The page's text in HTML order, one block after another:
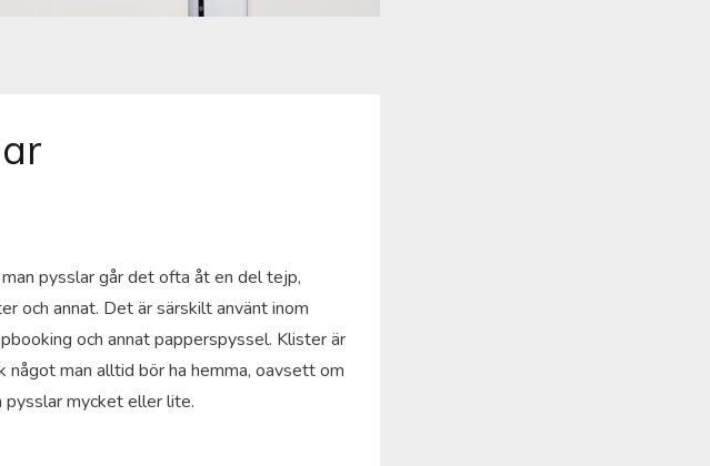
pysslar går det ofta åt en del tejp,
och annat. Det är särskilt använt inom
och annat papperspyssel. Klister är
något man alltid bör ha hemma, oavsett om
pysslar mycket eller lite.